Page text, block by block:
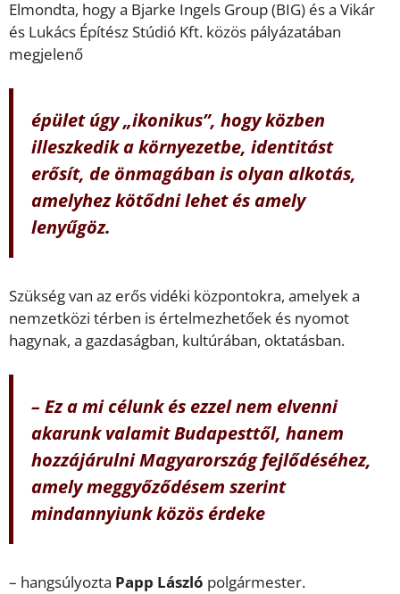
Elmondta, hogy a Bjarke Ingels Group (BIG) és a Vikár
és Lukács Építész Stúdió Kft. közös pályázatában
megjelenő
épület úgy „ikonikus”, hogy közben
illeszkedik a környezetbe, identitást
erősít, de önmagában is olyan alkotás,
amelyhez kötődni lehet és amely
lenyűgöz.
Szükség van az erős vidéki központokra, amelyek a
nemzetközi térben is értelmezhetőek és nyomot
hagynak, a gazdaságban, kultúrában, oktatásban.
– Ez a mi célunk és ezzel nem elvenni
akarunk valamit Budapesttől, hanem
hozzájárulni Magyarország fejlődéséhez,
amely meggyőződésem szerint
mindannyiunk közös érdeke
– hangsúlyozta Papp László polgármester.